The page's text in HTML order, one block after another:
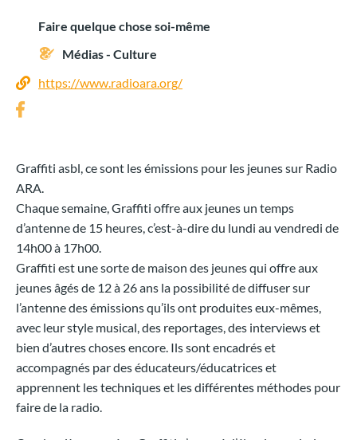
Faire quelque chose soi-même
Médias - Culture
https://www.radioara.org/
Graffiti asbl, ce sont les émissions pour les jeunes sur Radio
ARA.
Chaque semaine, Graffiti offre aux jeunes un temps
d’antenne de 15 heures, c’est-à-dire du lundi au vendredi de
14h00 à 17h00.
Graffiti est une sorte de maison des jeunes qui offre aux
jeunes âgés de 12 à 26 ans la possibilité de diffuser sur
l’antenne des émissions qu’ils ont produites eux-mêmes,
avec leur style musical, des reportages, des interviews et
bien d’autres choses encore. Ils sont encadrés et
accompagnés par des éducateurs/éducatrices et
apprennent les techniques et les différentes méthodes pour
faire de la radio.